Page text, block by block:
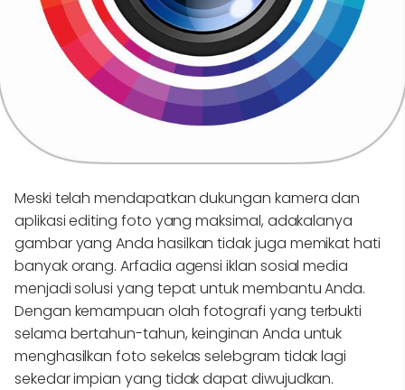
Meski telah mendapatkan dukungan kamera dan
aplikasi editing foto yang maksimal, adakalanya
gambar yang Anda hasilkan tidak juga memikat hati
banyak orang. Arfadia agensi iklan sosial media
menjadi solusi yang tepat untuk membantu Anda.
Dengan kemampuan olah fotografi yang terbukti
selama bertahun-tahun, keinginan Anda untuk
menghasilkan foto sekelas selebgram tidak lagi
sekedar impian yang tidak dapat diwujudkan.